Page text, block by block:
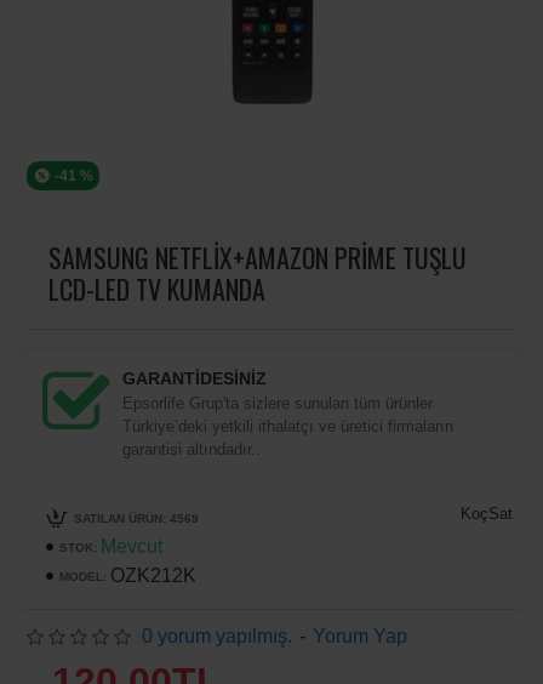
-41 %
SAMSUNG NETFLIX+AMAZON PRIME TUŞLU
LCD-LED TV KUMANDA
GARANTİDESİNİZ
Epsorlife Grup'ta sizlere sunulan tüm ürünler
Türkiye’deki yetkili ithalatçı ve üretici firmaların
garantisi altındadır..
STOK: Mevcut
MODEL: OZK212K
KoçSat
SATILAN ÜRÜN: 4569
0 yorum yapılmış. - Yorum Yap